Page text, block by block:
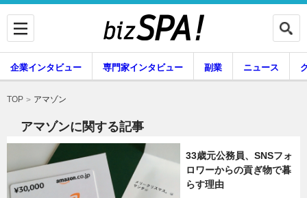
企業インタビュー 専門家インタビュー
企業インタビュー 専門家インタビュー 副業 ニュース
暮らし エンタメ
TOP アマゾン
アマゾンに関する記事
33歳元公務員、SNSフォ
ロワーからの貢ぎ物で暮
らす理由